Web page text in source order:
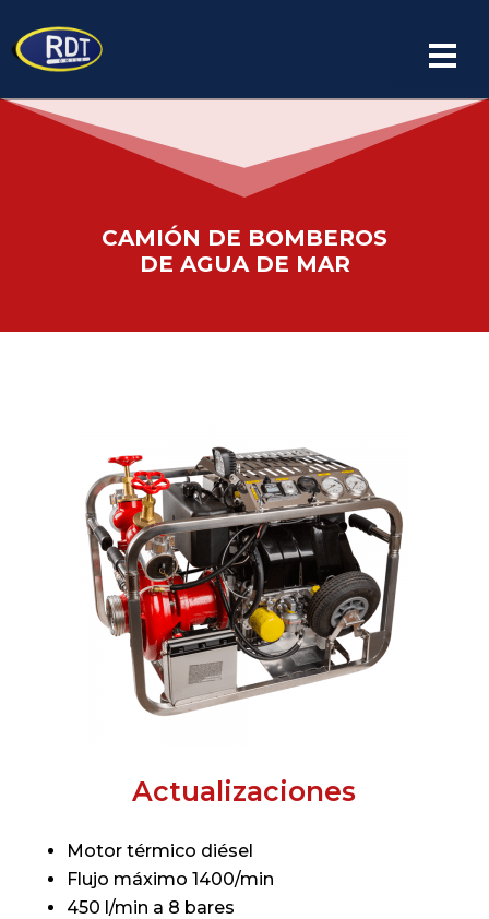
CAMIÓN DE BOMBEROS
DE AGUA DE MAR
Actualizaciones
Motor térmico diésel
Flujo máximo 1400/min
450 l/min a 8 bares